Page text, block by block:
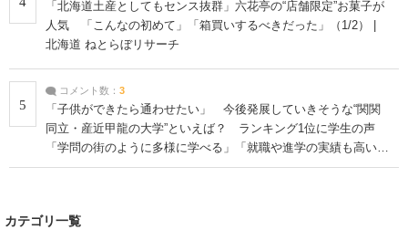
「北海道土産としてもセンス抜群」六花亭の“店舗限定”お菓子が
人気 「こんなの初めて」「箱買いするべきだった」（1/2） |
北海道 ねとらぼリサーチ
5
コメント数： 3
「子供ができたら通わせたい」 今後発展していきそうな“関関
同立・産近甲龍の大学”といえば？ ランキング1位に学生の声
「学問の街のように多様に学べる」「就職や進学の実績も高い」
| 大学 ねとらぼリサーチ
カテゴリ一覧